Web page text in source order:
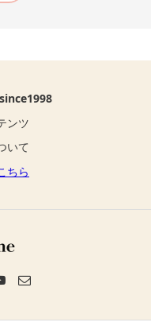
ンツ
いて
ちら